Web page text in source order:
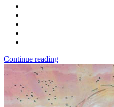
Continue reading